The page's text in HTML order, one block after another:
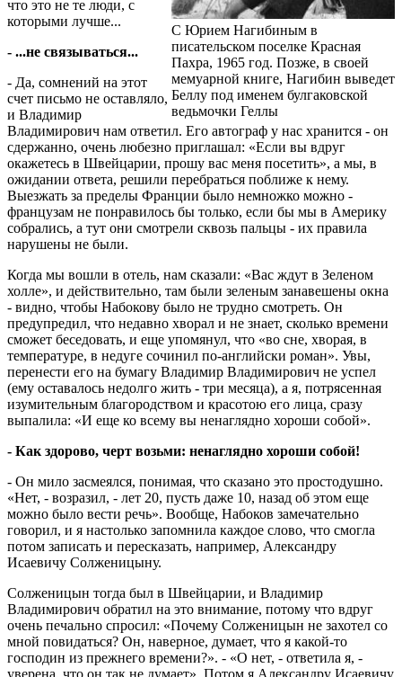
С Юрием Нагибиным в
писательском поселке Красная
Пахра, 1965 год. Позже, в своей
мемуарной книге, Нагибин выведет
Беллу под именем булгаковской
ведьмочки Геллы
что это не те люди, с
которыми лучше...
- ...не связываться...
- Да, сомнений на этот
счет письмо не оставляло,
и Владимир
Владимирович нам ответил. Его автограф у нас хранится - он
сдержанно, очень любезно приглашал: «Если вы вдруг
окажетесь в Швейцарии, прошу вас меня посетить», а мы, в
ожидании ответа, решили перебраться поближе к нему.
Выезжать за пределы Франции было немножко можно -
французам не понравилось бы только, если бы мы в Америку
собрались, а тут они смотрели сквозь пальцы - их правила
нарушены не были.
Когда мы вошли в отель, нам сказали: «Вас ждут в Зеленом
холле», и действительно, там были зеленым занавешены окна
- видно, чтобы Набокову было не трудно смотреть. Он
предупредил, что недавно хворал и не знает, сколько времени
сможет беседовать, и еще упомянул, что «во сне, хворая, в
температуре, в недуге сочинил по-английски роман». Увы,
перенести его на бумагу Владимир Владимирович не успел
(ему оставалось недолго жить - три месяца), а я, потрясенная
изумительным благородством и красотою его лица, сразу
выпалила: «И еще ко всему вы ненаглядно хороши собой».
- Как здорово, черт возьми: ненаглядно хороши собой!
- Он мило засмеялся, понимая, что сказано это простодушно.
«Нет, - возразил, - лет 20, пусть даже 10, назад об этом еще
можно было вести речь». Вообще, Набоков замечательно
говорил, и я настолько запомнила каждое слово, что смогла
потом записать и пересказать, например, Александру
Исаевичу Солженицыну.
Солженицын тогда был в Швейцарии, и Владимир
Владимирович обратил на это внимание, потому что вдруг
очень печально спросил: «Почему Солженицын не захотел со
мной повидаться? Он, наверное, думает, что я какой-то
господин из прежнего времени?». - «О нет, - ответила я, -
уверена, что он так не думает». Потом я Александру Исаевичу